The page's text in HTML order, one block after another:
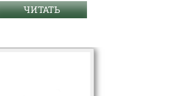
ЧИТАТЬ